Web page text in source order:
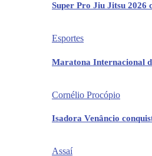
Super Pro Jiu Jitsu
Esportes
Maratona Internacional
Cornélio Procópio
Isadora Venâncio
Assaí